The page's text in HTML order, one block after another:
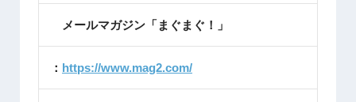
メールマガジン「まぐまぐ！」
： https://www.mag2.com/